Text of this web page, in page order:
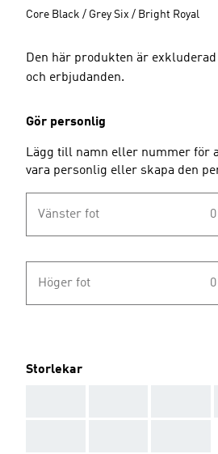
Core Black / Grey Six / Bright Royal
Den här produkten är
och erbjudanden.
Gör personlig
Lägg till namn eller nummer för
vara personlig eller skapa den
Vänster fot
Höger fot
Storlekar